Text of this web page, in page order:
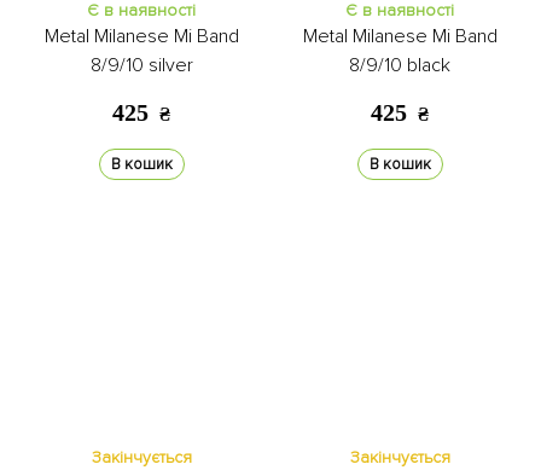
Є в наявності
Metal Milanese Mi Band
8/9/10 silver
425 ₴
В кошик
Є в наявності
Metal Milanese Mi Band
8/9/10 black
425 ₴
В кошик
Закінчується Закінчується